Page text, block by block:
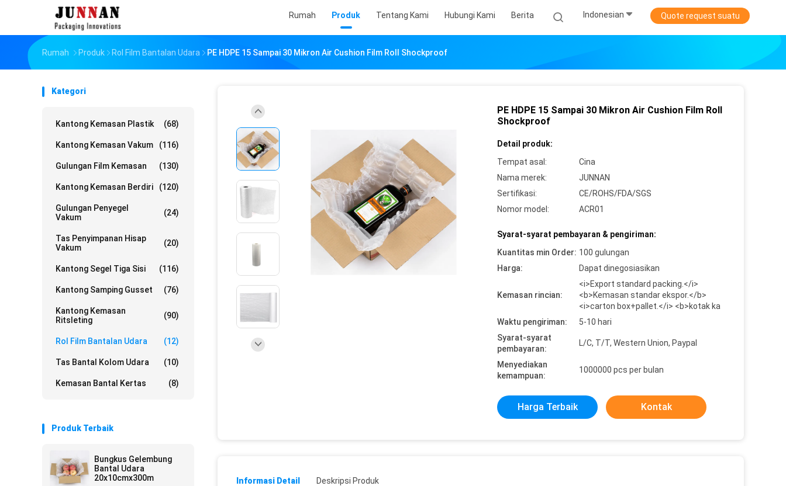
Rumah Produk Tentang Kami Hubungi Kami Berita Indonesian Quote request suatu
Rumah Produk Rol Film Bantalan Udara PE HDPE 15 Sampai 30 Mikron Air Cushion Film Roll Shockproof
Kategori
Kantong Kemasan Plastik (68)
Kantong Kemasan Vakum (116)
Gulungan Film Kemasan (130)
Kantong Kemasan Berdiri (120)
Gulungan Penyegel
Vakum
(24)
Tas Penyimpanan Hisap
Vakum
(20)
Kantong Segel Tiga Sisi (116)
Kantong Samping Gusset (76)
Kantong Kemasan
Ritsleting
(90)
Rol Film Bantalan Udara (12)
Tas Bantal Kolom Udara (10)
Kemasan Bantal Kertas (8)
Produk Terbaik
Bungkus Gelembung
Bantal Udara
20x10cmx300m
PE HDPE 15 Sampai 30 Mikron Air Cushion Film Roll
Shockproof
Detail produk:
Tempat asal:
Cina
Nama merek:
JUNNAN
Sertifikasi:
CE/ROHS/FDA/SGS
Nomor model:
ACR01
Syarat-syarat pembayaran & pengiriman:
Kuantitas min Order: 100 gulungan
Harga:
Dapat dinegosiasikan
Kemasan rincian:
<i>Export standard packing.</i>
<b>Kemasan standar ekspor.</b>
<i>carton box+pallet.</i> <b>kotak ka
Waktu pengiriman:
5-10 hari
Syarat-syarat
pembayaran:
L/C, T/T, Western Union, Paypal
Menyediakan
kemampuan:
1000000 pcs per bulan
Harga Terbaik Kontak
Informasi Detail Deskripsi Produk